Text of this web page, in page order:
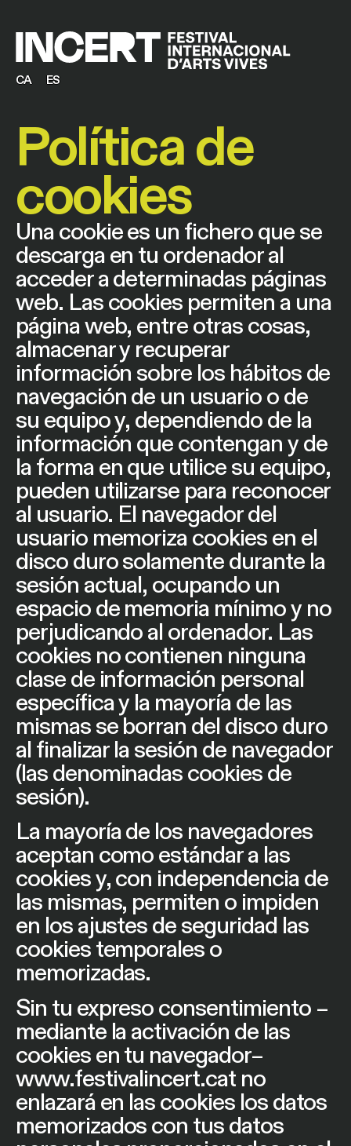
CA ES
Política de
cookies
Una cookie es un fichero que se
descarga en tu ordenador al
acceder a determinadas páginas
web. Las cookies permiten a una
página web, entre otras cosas,
almacenar y recuperar
información sobre los hábitos de
navegación de un usuario o de
su equipo y, dependiendo de la
información que contengan y de
la forma en que utilice su equipo,
pueden utilizarse para reconocer
al usuario. El navegador del
usuario memoriza cookies en el
disco duro solamente durante la
sesión actual, ocupando un
espacio de memoria mínimo y no
perjudicando al ordenador. Las
cookies no contienen ninguna
clase de información personal
específica y la mayoría de las
mismas se borran del disco duro
al finalizar la sesión de navegador
(las denominadas cookies de
sesión).
La mayoría de los navegadores
aceptan como estándar a las
cookies y, con independencia de
las mismas, permiten o impiden
en los ajustes de seguridad las
cookies temporales o
memorizadas.
Sin tu expreso consentimiento –
mediante la activación de las
cookies en tu navegador–
www.festivalincert.catno
enlazará en las cookies los datos
memorizados con tus datos